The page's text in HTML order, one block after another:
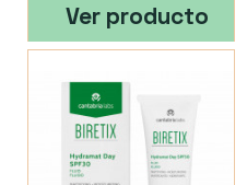
Ver producto